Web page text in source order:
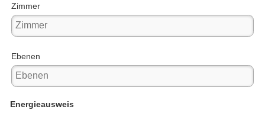
Zimmer
Ebenen
Energieausweis